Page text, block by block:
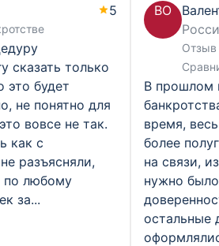
5
сказать только
это будет
не понятно для
вовсе не так.
как с
разъясняли,
по любому
за...
ВО
Отзыв
В прошлом
время,
более
на связи,
нужно
остальные